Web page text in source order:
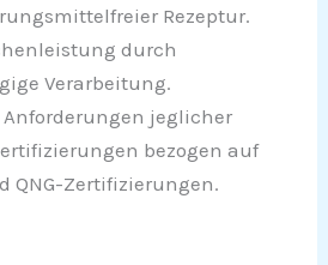
Rezeptur.
durch
Verarbeitung.
jeglicher
bezogen auf
QNG-Zertifizierungen.